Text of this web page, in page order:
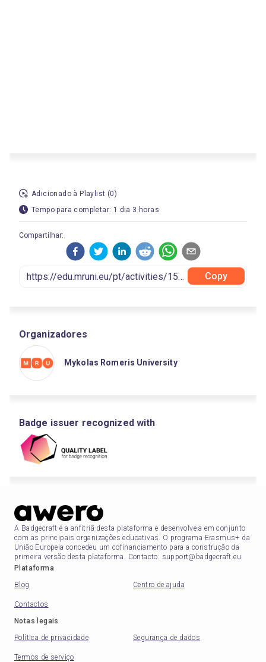
Adicionado à Playlist (0)
Tempo para completar: 1 dia 3 horas
Compartilhar:
Copy
Organizadores
Mykolas Romeris University
Badge issuer recognized with
A Badgecraft é a anfitriã desta plataforma e desenvolve-a em conjunto
com as principais organizações educativas. O programa Erasmus+ da
União Europeia concedeu um cofinanciamento para a construção da
primeira versão desta plataforma. Contacto: support@badgecraft.eu.
Plataforma
Blog
Centro de ajuda
Contactos
Notas legais
Política de privacidade
Segurança de dados
Termos de serviço